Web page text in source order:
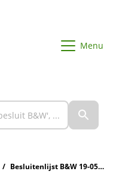
Menu
Besluitenlijst B&W 19-05-2026